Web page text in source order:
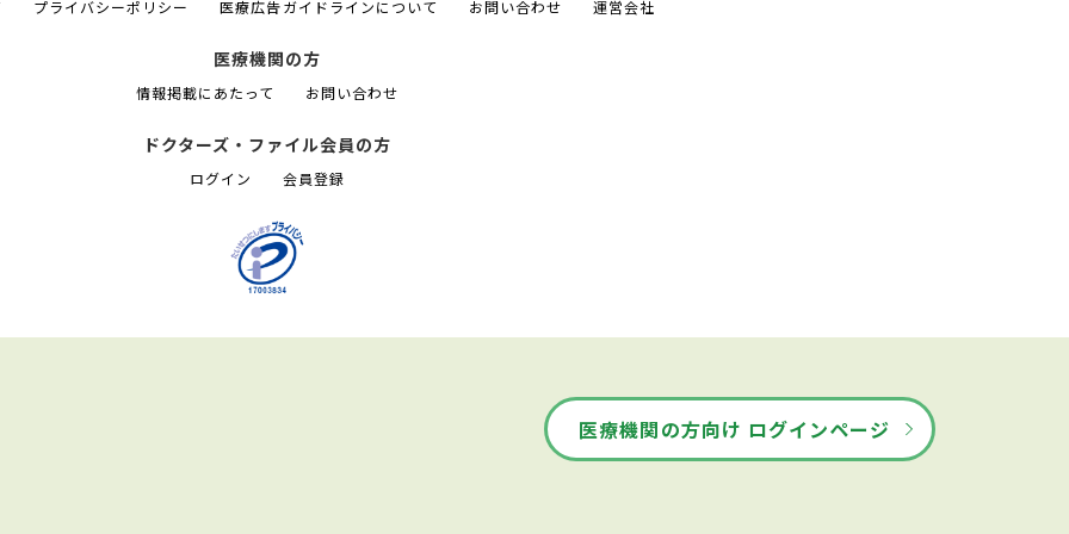
プライバシーポリシー 医療広告ガイドラインについて お問い合わせ 運営会社
医療機関の方
情報掲載にあたって お問い合わせ
ドクターズ・ファイル会員の方
ログイン 会員登録
医療機関の方向け ログインページ